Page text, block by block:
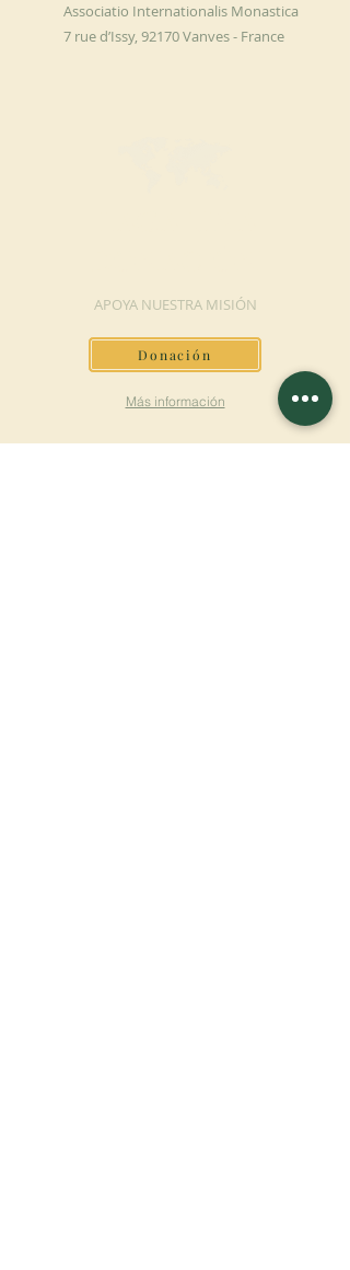
Associatio Internationalis Monastica
7 rue d’Issy, 92170 Vanves - France
APOYA NUESTRA MISIÓN
Donación
Más información